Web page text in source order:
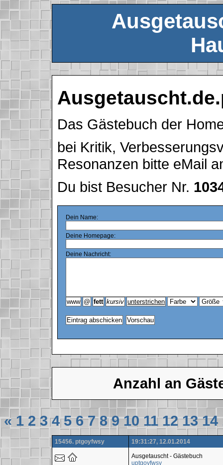
Das Gästebuch der
bei Kritik,
Resonanzen bitte eMail
Du bist Besucher Nr.
Dein Name:
Deine Homepage:
Deine Nachricht:
Anzahl an
« 1 2 3 4 5 6 7 8 9 10 11 12 13 14
15456. ptgoyfwsy 19:31:27, 12.01.2014
Ausgetauscht - Gästebuch
uptgoyfwsy